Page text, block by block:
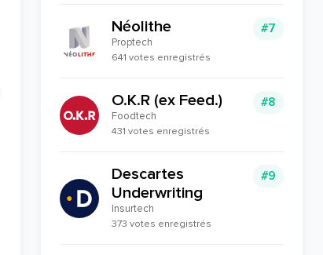
#7
Néolithe
Proptech
641 votes enregistrés
#8
O.K.R (ex Feed.)
Foodtech
431 votes enregistrés
#9
Descartes
Underwriting
Insurtech
373 votes enregistrés